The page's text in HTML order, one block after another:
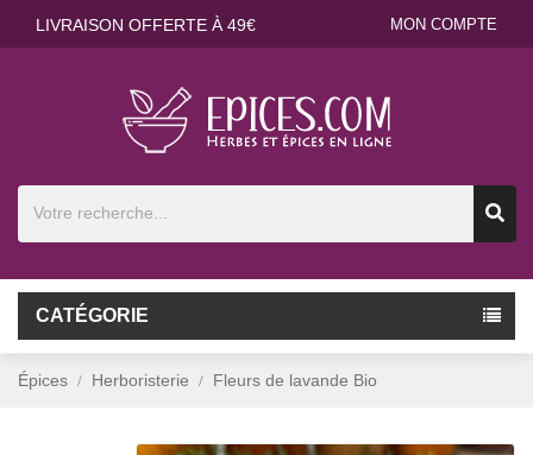
LIVRAISON OFFERTE À 49€ MON COMPTE
CATÉGORIE
Épices Herboristerie Fleurs de lavande Bio